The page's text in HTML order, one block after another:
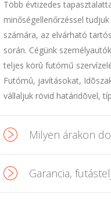
Több évtizedes
minőségellenőrzéssel
számára, az elvárható
során. Cégünk
teljes körû futómű
Futómû, javításokat,
vállaljuk rövid határidõvel,
Milyen árakon
Garancia,